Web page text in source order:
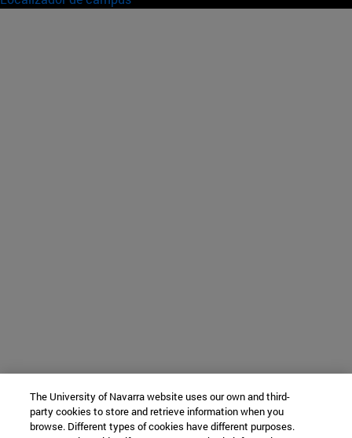
The University of Navarra website uses our own and third-
party cookies to store and retrieve information when you
browse. Different types of cookies have different purposes.